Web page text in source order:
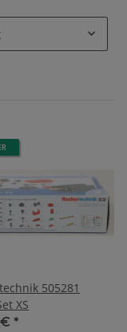
505281
XS
*